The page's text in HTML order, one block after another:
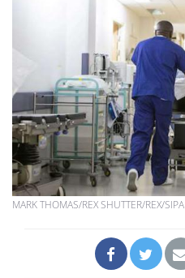
MARK THOMAS/REX SHUTTER/REX/SIPA